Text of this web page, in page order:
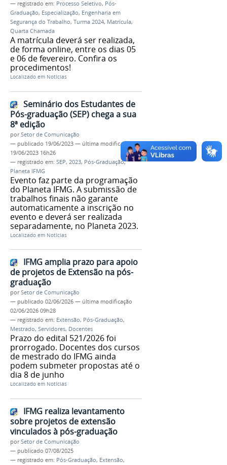
— registrado em: Processo Seletivo, Pós-
Graduação, Especialização, Engenharia em
Segurança do Trabalho, Turma 2024, Matrícula,
Quarta Chamada
A matrícula deverá ser realizada,
de forma online, entre os dias 05
e 06 de fevereiro. Confira os
procedimentos!
Localizado em Notícias
Seminário dos Estudantes de
Pós-graduação (SEP) chega a sua
8ª edição
porSetor de Comunicação
— publicado 19/06/2023 — última modificação
19/06/2023 16h26
— registrado em: SEP, 2023, Pós-Graduação,
Planeta IFMG
Evento faz parte da programação
do Planeta IFMG. A submissão de
trabalhos finais não garante
automaticamente a inscrição no
evento e deverá ser realizada
separadamente, no Planeta 2023.
Localizado em Notícias
IFMG amplia prazo para apoio
de projetos de Extensão na pós-
graduação
porSetor de Comunicação
— publicado 02/06/2026 — última modificação
02/06/2026 09h28
— registrado em: Extensão, Pós-Graduação,
Mestrado, Servidores, Docentes
Prazo do edital 521/2026 foi
prorrogado. Docentes dos cursos
de mestrado do IFMG ainda
podem submeter propostas até o
dia 8 de junho
Localizado em Notícias
IFMG realiza levantamento
sobre projetos de extensão
vinculados à pós-graduação
porSetor de Comunicação
— publicado 07/08/2025
— registrado em: Pós-Graduação, Extensão,